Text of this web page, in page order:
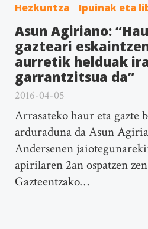
Hezkuntza
Ipuinak eta
Asun Agiriano:
gazteari
aurretik helduak
garrantzitsua da”
2016-04-05
Arrasateko haur eta gazte
arduraduna da Asun
Andersenen
apirilaren 2an ospatzen
Gazteentzako…